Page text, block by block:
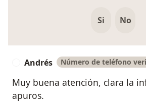
Si No
Andrés Número de teléfono
Muy buena atención, clara la
apuros.